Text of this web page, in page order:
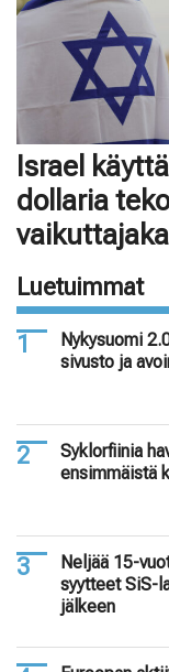
Israel
dollaria
Luetuimmat
Nykysuomi
sivusto ja
Syklorfiinia
ensimmäistä
Neljää 15-
syytteet SiS-
jälkeen